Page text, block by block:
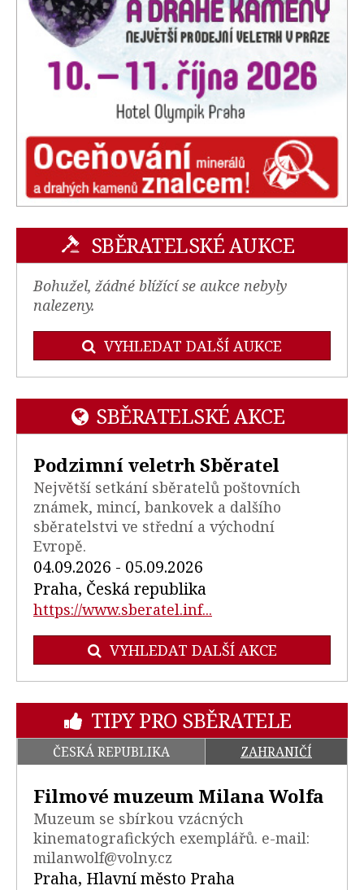
SBĚRATELSKÉ AUKCE
Bohužel, žádné blížící se aukce nebyly
nalezeny.
VYHLEDAT DALŠÍ AUKCE
SBĚRATELSKÉ AKCE
Podzimní veletrh Sběratel
Největší setkání sběratelů poštovních
známek, mincí, bankovek a dalšího
sběratelstvi ve střední a východní
Evropě.
04.09.2026 - 05.09.2026
Praha, Česká republika
https://www.sberatel.inf...
VYHLEDAT DALŠÍ AKCE
TIPY PRO SBĚRATELE
ČESKÁ REPUBLIKA ZAHRANIČÍ
Filmové muzeum Milana Wolfa
Muzeum se sbírkou vzácných
kinematografických exemplářů. e-mail:
milanwolf@volny.cz
Praha, Hlavní město Praha